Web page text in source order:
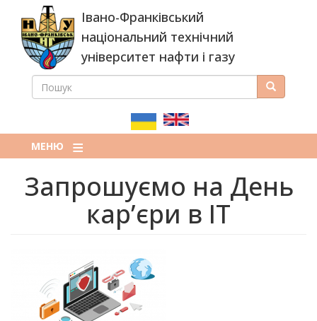
основного
вмісту
Івано-Франківський
національний технічний
університет нафти і газу
ПОШУКОВА
ПОШУК Пошук
МЕНЮ
Запрошуємо на День
карʼєри в ІТ